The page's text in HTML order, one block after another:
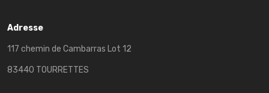
Adresse
117 chemin de Cambarras Lot 12
83440 TOURRETTES